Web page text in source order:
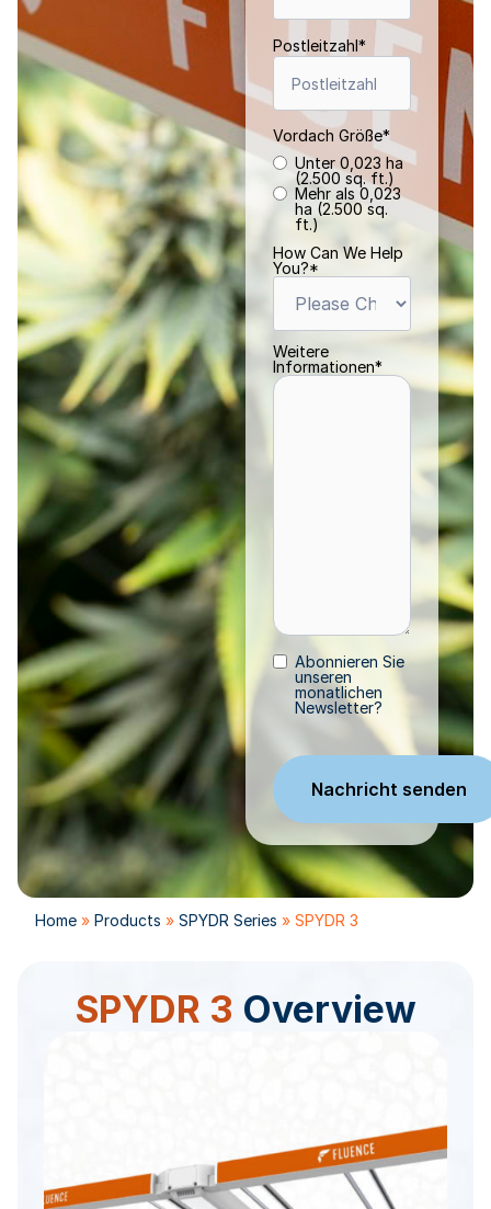
Postleitzahl*
Vordach Größe*
Unter 0,023 ha
(2.500 sq. ft.)
Mehr als 0,023
ha (2.500 sq.
ft.)
How Can We Help
You?*
Weitere
Informationen*
Abonnieren
Abonnieren Sie
unseren
monatlichen
Newsletter?
Home » Products » SPYDR Series » SPYDR 3
SPYDR 3 Overview